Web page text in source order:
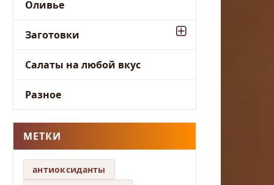
Оливье
Заготовки
Салаты на любой вкус
Разное
МЕТКИ
антиоксиданты